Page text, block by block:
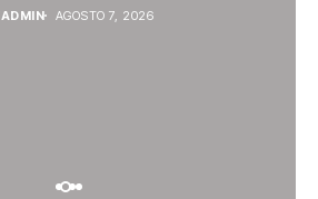
ADMIN AGOSTO 7, 2026